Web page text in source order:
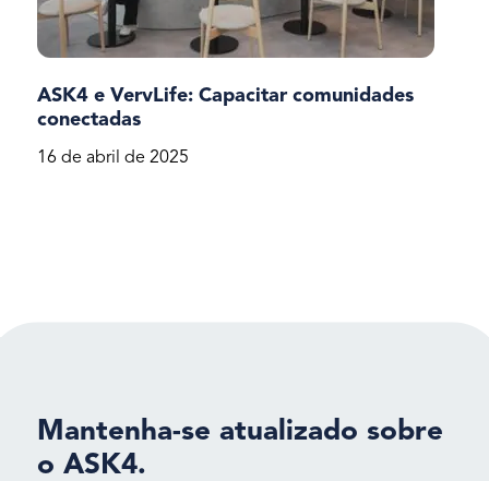
ASK4 e VervLife: Capacitar comunidades
conectadas
16 de abril de 2025
Mantenha-se atualizado sobre
o ASK4.